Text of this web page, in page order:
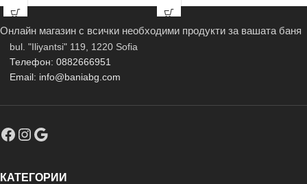
Онлайн магазин с всички необходими продукти за вашата баня
bul. "Iliyantsi" 119, 1220 Sofia
Телефон: 0882666951
Email: info@baniabg.com
КАТЕГОРИИ